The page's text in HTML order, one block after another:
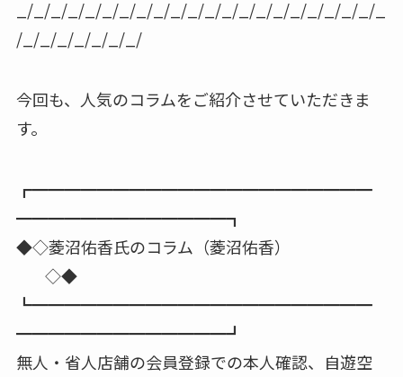
_/_/_/_/_/_/_/_/_/_/_/_/_/_/_/_/_/_/_/_/_/_
/_/_/_/_/_/_/_/
今回も、人気のコラムをご紹介させていただきま
す。
┏━━━━━━━━━━━━━━━━━━━━━
━━━━━━━━━━━━━┓
◆◇菱沼佑香氏のコラム（菱沼佑香）
◇◆
┗━━━━━━━━━━━━━━━━━━━━━
━━━━━━━━━━━━━┛
無人・省人店舗の会員登録での本人確認、自遊空